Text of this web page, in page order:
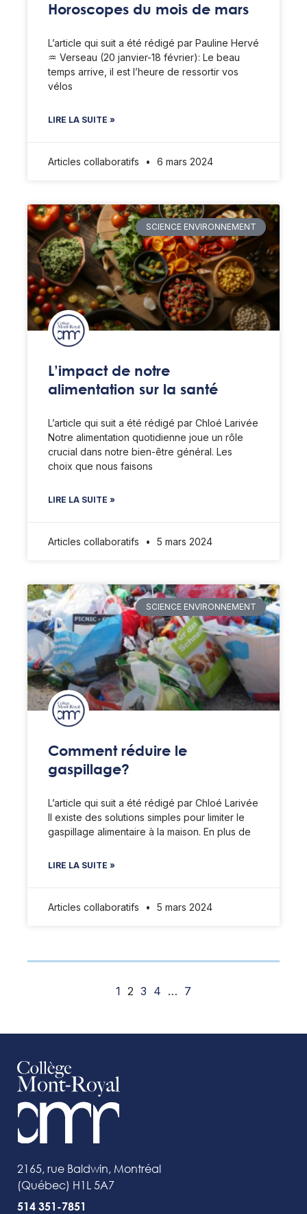
Horoscopes du mois de mars
L’article qui suit a été rédigé par Pauline Hervé
♒️ Verseau (20 janvier-18 février): Le beau
temps arrive, il est l’heure de ressortir vos
vélos
LIRE LA SUITE »
Articles collaboratifs 6 mars 2024
SCIENCE ENVIRONNEMENT
L’impact de notre
alimentation sur la santé
L’article qui suit a été rédigé par Chloé Larivée
Notre alimentation quotidienne joue un rôle
crucial dans notre bien-être général. Les
choix que nous faisons
LIRE LA SUITE »
Articles collaboratifs 5 mars 2024
SCIENCE ENVIRONNEMENT
Comment réduire le
gaspillage?
L’article qui suit a été rédigé par Chloé Larivée
Il existe des solutions simples pour limiter le
gaspillage alimentaire à la maison. En plus de
LIRE LA SUITE »
Articles collaboratifs 5 mars 2024
1 2 3 4 … 7
2165, rue Baldwin, Montréal
(Québec) H1L 5A7
514 351-7851